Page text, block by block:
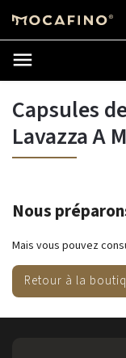
Chercher
Capsules
Lavazza A
Nous
Mais vous pouvez
Retour à la